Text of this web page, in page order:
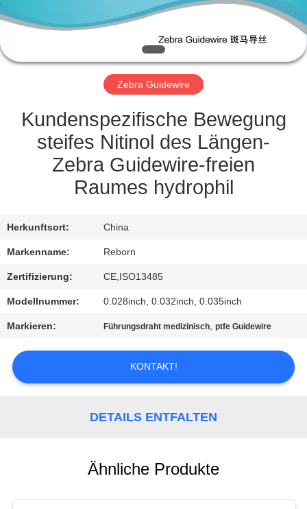
TRETEN
SIE
MIT
VERBINDUNG
FORDERN
EIN
ZITAT
SITEMAP
PRIVACY
POLICY
Zebra Guidewire
Kundenspezifische Bewegung
steifes Nitinol des Längen-
Zebra Guidewire-freien
Raumes hydrophil
Herkunftsort: China
Markenname: Reborn
Zertifizierung: CE,ISO13485
Modellnummer: 0.028inch, 0.032inch, 0.035inch
Markieren: Führungsdraht medizinisch,ptfe Guidewire
KONTAKT!
DETAILS ENTFALTEN
Ähnliche Produkte